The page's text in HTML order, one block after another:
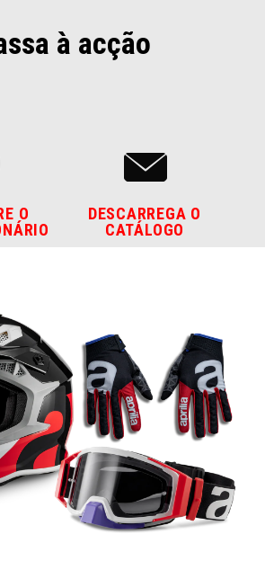
à acção
O
DESCARREGA O
CATÁLOGO